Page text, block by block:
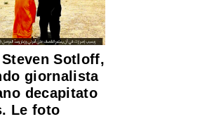
Sotloff,
giornalista
decapitato
Le foto